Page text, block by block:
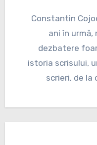
Constantin Cojocaru Ţuiac Cu vreo 10-12
ani în
dezbatere
istoria scrisului,
scrieri, de la